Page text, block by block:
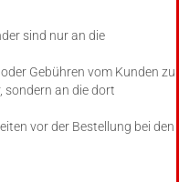
sind nur an die
Gebühren vom Kunden zu
sondern an die dort
vor der Bestellung bei den